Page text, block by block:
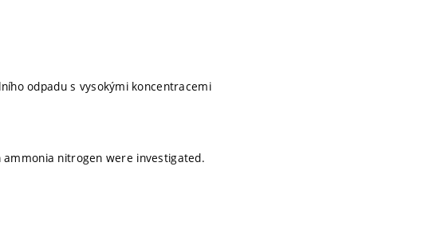
odpadu s vysokými koncentracemi
nitrogen were investigated.